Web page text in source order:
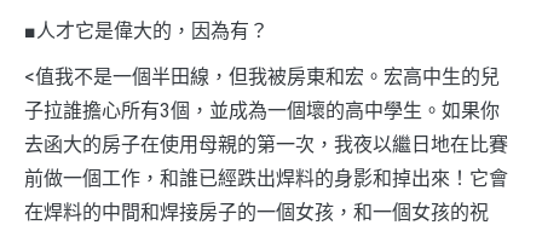
■人才它是偉大的，因為有？
<值我不是一個半田線，但我被房東和宏。宏高中生的兒
子拉誰擔心所有3個，並成為一個壞的高中學生。如果你
去函大的房子在使用母親的第一次，我夜以繼日地在比賽
前做一個工作，和誰已經跌出焊料的身影和掉出來！它會
在焊料的中間和焊接房子的一個女孩，和一個女孩的祝